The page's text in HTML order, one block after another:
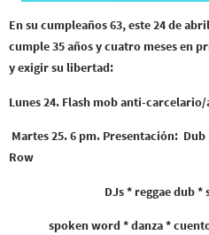
En su cumpleaños 63, este 24 de
cumple 35 años y cuatro meses en
y exigir su libertad:
Lunes 24. Flash mob anti-
Martes 25.6 pm. Presentación: Dub
Row
DJs * reggae dub * soul
spoken word * danza *